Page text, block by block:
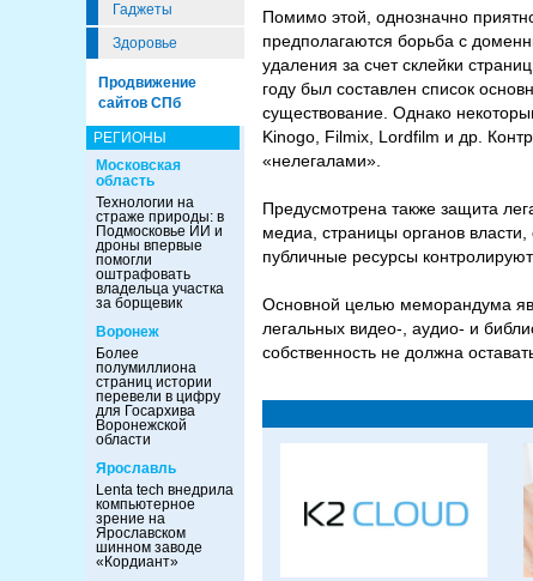
Гаджеты
Здоровье
Продвижение
сайтов СПб
РЕГИОНЫ
Московская
область
Технологии на
страже природы: в
Подмосковье ИИ и
дроны впервые
помогли
оштрафовать
владельца участка
за борщевик
Воронеж
Более
полумиллиона
страниц истории
перевели в цифру
для Госархива
Воронежской
области
Ярославль
Lenta tech внедрила
компьютерное
зрение на
Ярославском
шинном заводе
«Кордиант»
Помимо этой, однозначно
предполагаются борьба с
удаления за счет склейки
году был составлен список
существование. Однако
Kinogo, Filmix, Lordfilm и др.
«нелегалами».
Предусмотрена также защита
медиа, страницы органов
публичные ресурсы
Основной целью меморандума
легальных видео-, аудио- и
собственность не должна